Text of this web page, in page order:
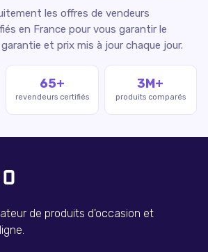
les offres de vendeurs
en France pour vous garantir le
et prix mis à jour chaque jour.
65+
revendeurs certifiés
3M+
produits comparés
de produits d'occasion et